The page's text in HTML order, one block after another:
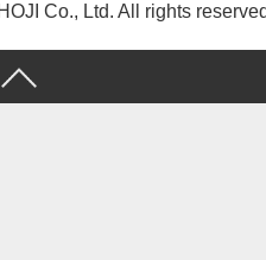
Co., Ltd. All rights